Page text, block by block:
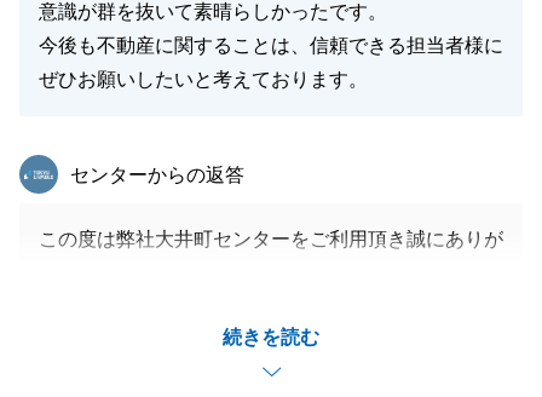
意識が群を抜いて素晴らしかったです。
今後も不動産に関することは、信頼できる担当者様に
ぜひお願いしたいと考えております。
続きを読む
東急リバブル
センターからの返答
この度は弊社大井町センターをご利用頂き誠にありが
今後もT様の不動産に関わる事についてはお気軽にお